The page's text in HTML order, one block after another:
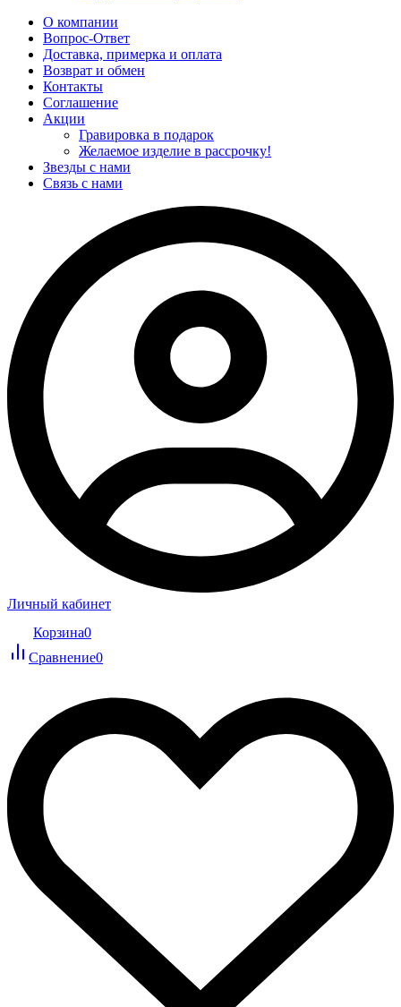
О компании
Вопрос-Ответ
Доставка, примерка и оплата
Возврат и обмен
Контакты
Соглашение
Акции
Гравировка в подарок
Желаемое изделие в рассрочку!
Звезды с нами
Связь с нами
Личный кабинет
Корзина0
Сравнение0